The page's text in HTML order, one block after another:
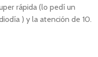
rápida (lo pedí un
) y la atención de 10.